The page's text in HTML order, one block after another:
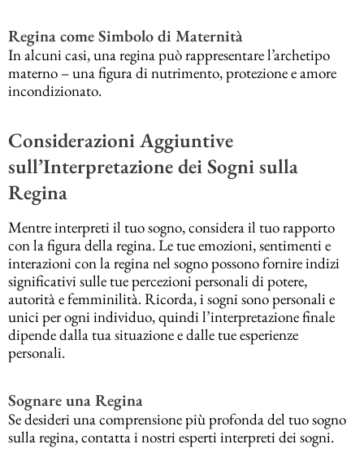
Regina come Simbolo di Maternità
In alcuni casi, una regina può rappresentare l’archetipo
materno – una figura di nutrimento, protezione e amore
incondizionato.
Considerazioni Aggiuntive
sull’Interpretazione dei Sogni sulla
Regina
Mentre interpreti il tuo sogno, considera il tuo rapporto
con la figura della regina. Le tue emozioni, sentimenti e
interazioni con la regina nel sogno possono fornire indizi
significativi sulle tue percezioni personali di potere,
autorità e femminilità. Ricorda, i sogni sono personali e
unici per ogni individuo, quindi l’interpretazione finale
dipende dalla tua situazione e dalle tue esperienze
personali.
Sognare una Regina
Se desideri una comprensione più profonda del tuo sogno
sulla regina, contatta i nostri esperti interpreti dei sogni.